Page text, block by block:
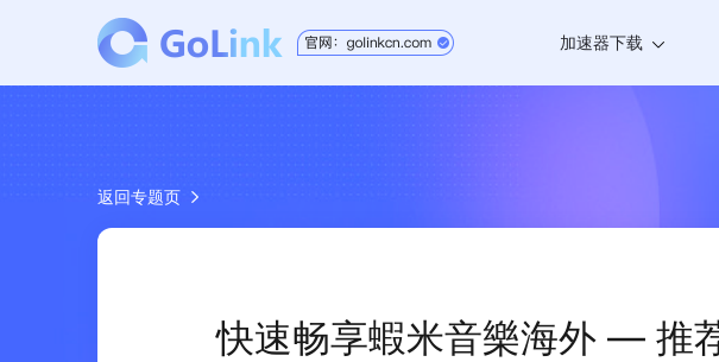
加速器下载
返回专题页
快速畅享蝦米音樂海外 — 推